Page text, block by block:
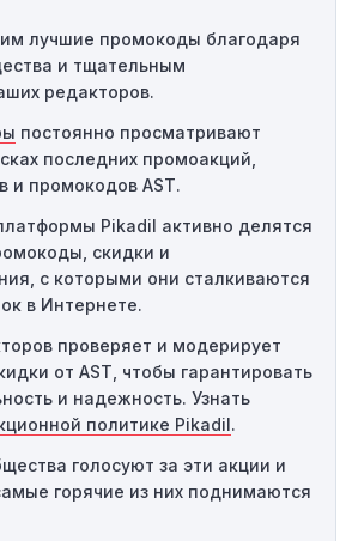
соблюдения минимального
получить право на скидку. Если
соответствует указанному порогу,
Действие некоторых
быть ограничено определенными
Если вы находитесь за
региона, то код не будет
для однократного
код уже был использован кем-то
действовать повторно.
оформления заказа могут
кодов промокодов. В
обратиться за помощью в
лучшие промокоды благодаря
и тщательным
редакторов.
постоянно просматривают
последних промоакций,
и промокодов AST.
Pikadil активно делятся
скидки и
с которыми они сталкиваются
в Интернете.
проверяет и модерирует
от AST, чтобы гарантировать
и надежность. Узнать
политике Pikadil.
голосуют за эти акции и
горячие из них поднимаются